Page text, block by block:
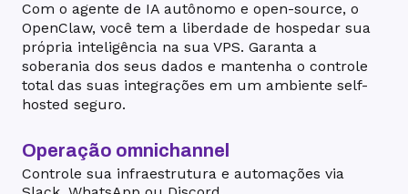
Com o agente de IA autônomo e open-source, o
OpenClaw, você tem a liberdade de hospedar sua
própria inteligência na sua VPS. Garanta a
soberania dos seus dados e mantenha o controle
total das suas integrações em um ambiente self-
hosted seguro.
Operação omnichannel
Controle sua infraestrutura e automações via